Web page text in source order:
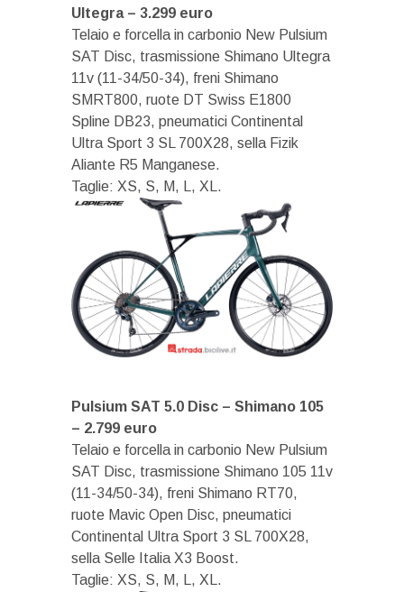
Ultegra – 3.299 euro
Telaio e forcella in carbonio New Pulsium
SAT Disc, trasmissione Shimano Ultegra
11v (11-34/50-34), freni Shimano
SMRT800, ruote DT Swiss E1800
Spline DB23, pneumatici Continental
Ultra Sport 3 SL 700X28, sella Fizik
Aliante R5 Manganese.
Taglie: XS, S, M, L, XL.
Pulsium SAT 5.0 Disc – Shimano 105
– 2.799 euro
Telaio e forcella in carbonio New Pulsium
SAT Disc, trasmissione Shimano 105 11v
(11-34/50-34), freni Shimano RT70,
ruote Mavic Open Disc, pneumatici
Continental Ultra Sport 3 SL 700X28,
sella Selle Italia X3 Boost.
Taglie: XS, S, M, L, XL.